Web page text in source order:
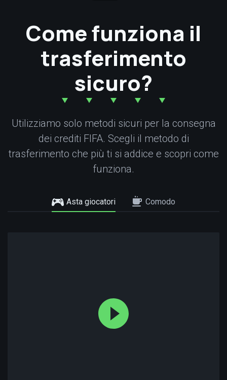
Come funziona il
trasferimento
sicuro?
Utilizziamo solo metodi sicuri per la consegna
dei crediti FIFA. Scegli il metodo di
trasferimento che più ti si addice e scopri come
funziona.
Asta giocatori Comodo